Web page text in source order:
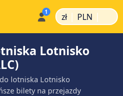
zł | PLN |
Lotnisko
lotniska Lotnisko
bilety na przejazdy